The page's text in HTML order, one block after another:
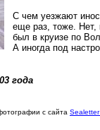
С чем уезжают
еще раз, тоже. Нет,
был в круизе по
А иногда под
года
с сайта